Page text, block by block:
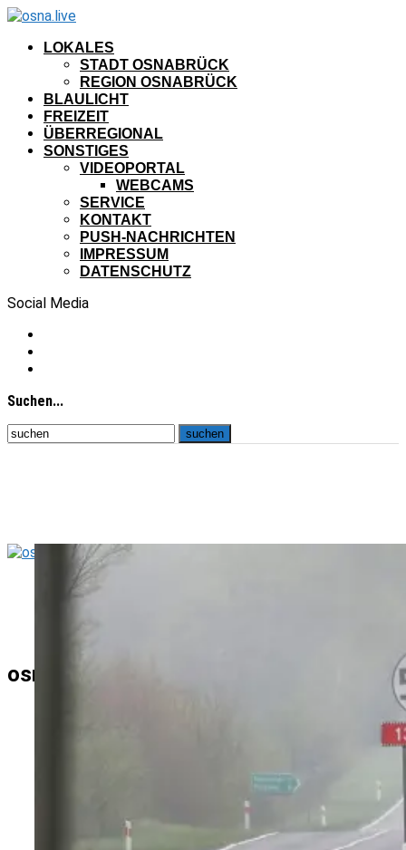
LOKALES
STADT OSNABRÜCK
REGION OSNABRÜCK
BLAULICHT
FREIZEIT
ÜBERREGIONAL
SONSTIGES
VIDEOPORTAL
WEBCAMS
SERVICE
KONTAKT
PUSH-NACHRICHTEN
IMPRESSUM
DATENSCHUTZ
Social Media
Suchen...
osna.live